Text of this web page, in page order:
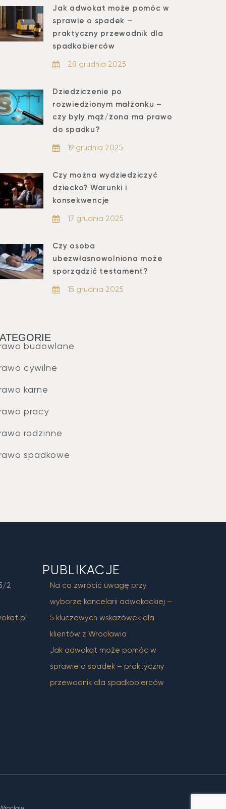
Jak adwokat może pomóc w
sprawie o spadek –
praktyczny przewodnik dla
spadkobierców
28 grudnia 2025
Dziedziczenie po
rozwiedzionym małżonku –
czy były mąż/żona ma prawo
do spadku?
19 grudnia 2025
Czy można wydziedziczyć
dziecko? Warunki i
konsekwencje
17 grudnia 2025
Czy osoba
ubezwłasnowolniona może
sporządzić testament?
15 grudnia 2025
budowlane
cywilne
karne
pracy
rodzinne
spadkowe
2
PUBLIKACJE
Na co zwrócić uwagę przy
wyborze kancelarii adwokackiej –
5 kluczowych wskazówek dla
klientów z Wrocławia
Jak adwokat może pomóc w
sprawie o spadek – praktyczny
przewodnik dla spadkobierców